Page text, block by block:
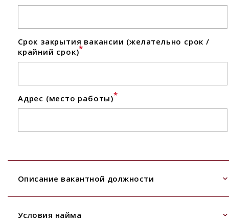
Срок закрытия вакансии (желательно срок /
крайний срок)*
Адрес (место работы)*
Описание вакантной должности
Условия найма